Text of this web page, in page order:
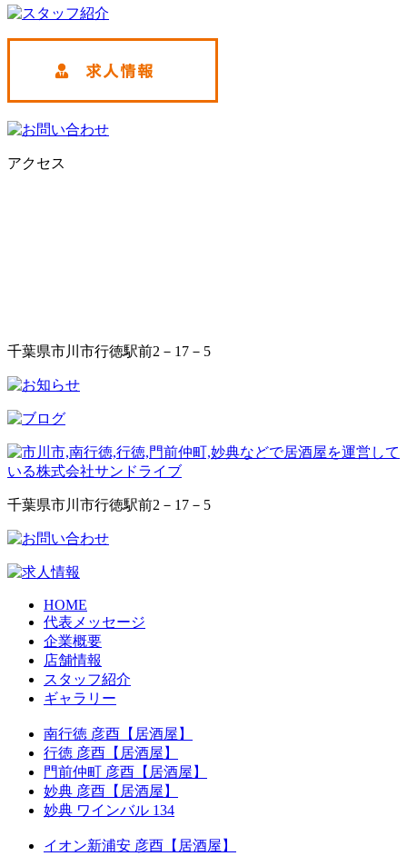
アクセス
千葉県市川市行徳駅前2－17－5
千葉県市川市行徳駅前2－17－5
HOME
代表メッセージ
企業概要
店舗情報
スタッフ紹介
ギャラリー
南行徳 彦酉【居酒屋】
行徳 彦酉【居酒屋】
門前仲町 彦酉【居酒屋】
妙典 彦酉【居酒屋】
妙典 ワインバル 134
イオン新浦安 彦酉【居酒屋】